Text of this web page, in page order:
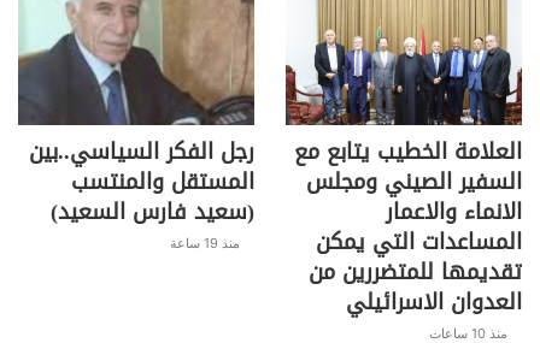
العلامة الخطيب يتابع مع
السفير الصيني ومجلس
الانماء والاعمار
المساعدات التي يمكن
تقديمها للمتضررين من
العدوان الاسرائيلي
منذ 10 ساعات
رجل الفكر السياسي..بين
المستقل والمنتسب
(سعيد فارس السعيد)
منذ 19 ساعة